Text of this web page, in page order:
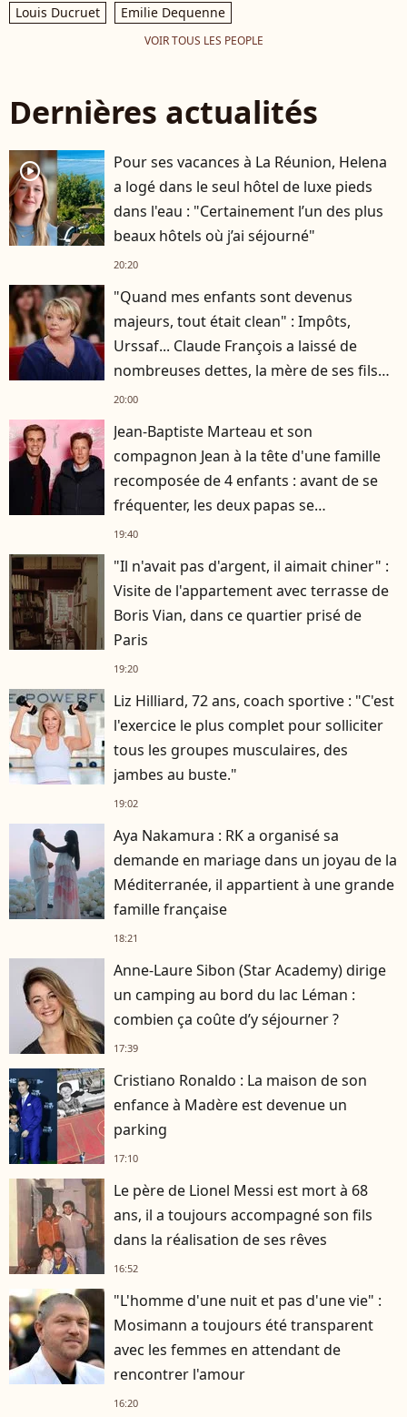
Louis Ducruet
Emilie Dequenne
VOIR TOUS LES PEOPLE
Dernières actualités
player2
Pour ses vacances à La Réunion, Helena
a logé dans le seul hôtel de luxe pieds
dans l'eau : "Certainement l’un des plus
beaux hôtels où j’ai séjourné"
20:20
"Quand mes enfants sont devenus
majeurs, tout était clean" : Impôts,
Urssaf... Claude François a laissé de
nombreuses dettes, la mère de ses fils
s'est occupée de tout
20:00
Jean-Baptiste Marteau et son
compagnon Jean à la tête d'une famille
recomposée de 4 enfants : avant de se
fréquenter, les deux papas se
connaissaient depuis des années
19:40
"Il n'avait pas d'argent, il aimait chiner" :
Visite de l'appartement avec terrasse de
Boris Vian, dans ce quartier prisé de
Paris
19:20
Liz Hilliard, 72 ans, coach sportive : "C'est
l'exercice le plus complet pour solliciter
tous les groupes musculaires, des
jambes au buste."
19:02
Aya Nakamura : RK a organisé sa
demande en mariage dans un joyau de la
Méditerranée, il appartient à une grande
famille française
18:21
Anne-Laure Sibon (Star Academy) dirige
un camping au bord du lac Léman :
combien ça coûte d’y séjourner ?
17:39
Cristiano Ronaldo : La maison de son
enfance à Madère est devenue un
parking
17:10
Le père de Lionel Messi est mort à 68
ans, il a toujours accompagné son fils
dans la réalisation de ses rêves
16:52
"L'homme d'une nuit et pas d'une vie" :
Mosimann a toujours été transparent
avec les femmes en attendant de
rencontrer l'amour
16:20